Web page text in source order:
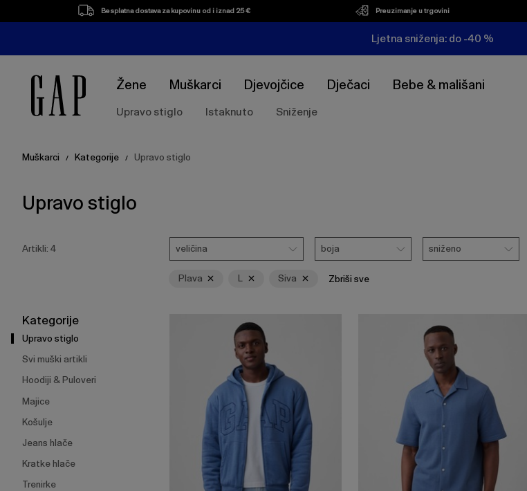
Besplatna dostava za kupovinu od i iznad 25 € Preuzimanje u trgovini
Ljetna sniženja: do -40 %
Žene Muškarci Djevojčice Dječaci Bebe & mališani
Upravo stiglo Istaknuto Sniženje
Muškarci / Kategorije / Upravo stiglo
Upravo stiglo
tipku
širenje
izbornika.
Artikli: 4
Veličina
veličina
Boja
boja
Sniženo
sniženo
Plava L Siva Zbriši sve
Kategorije
Upravo stiglo
Svi muški artikli
Hoodiji & Puloveri
Majice
Košulje
Jeans hlače
Kratke hlače
Trenirke
Popis
proizvoda